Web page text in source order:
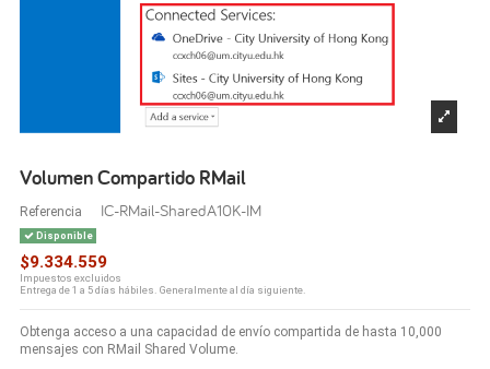
Volumen Compartido RMail
Referencia IC-RMail-SharedA10K-IM
Disponible
$9.334.559
Impuestos excluidos
Entrega de 1 a 5 días hábiles. Generalmente al día siguiente.
Obtenga acceso a una capacidad de envío compartida de hasta 10,000
mensajes con RMail Shared Volume.